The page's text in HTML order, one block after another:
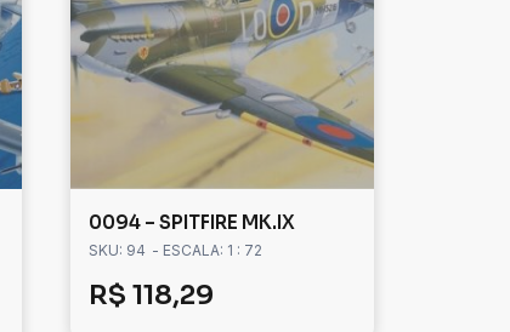
0094 – SPITFIRE MK.IX
SKU: 94 - ESCALA: 1 : 72
R$ 118,29